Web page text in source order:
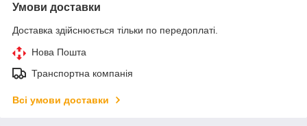
Умови доставки
Доставка здійснюється тільки по передоплаті.
Нова Пошта
Транспортна компанія
Всі умови доставки